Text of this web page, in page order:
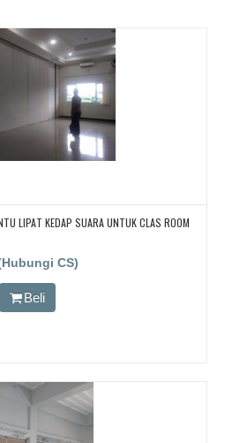
LIPAT KEDAP SUARA UNTUK CLAS ROOM
CS)
Beli